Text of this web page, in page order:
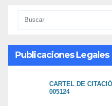
Publicaciones Legales
CARTEL DE
005124